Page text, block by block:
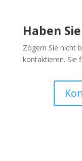
Haben
Zögern Sie nicht
kontaktieren. Sie